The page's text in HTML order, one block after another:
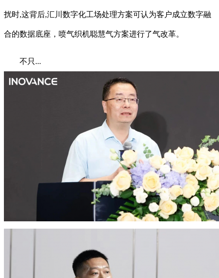
扰时,这背后,汇川数字化工场处理方案可认为客户成立数字融
合的数据底座，喷气织机聪慧气方案进行了气改革。
不只...